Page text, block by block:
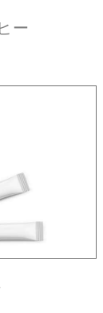
ー